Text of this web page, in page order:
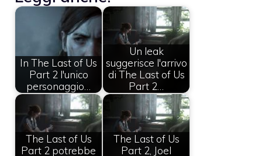
In The Last of Us
Part 2 l'unico
personaggio…
Un leak
suggerisce l'arrivo
di The Last of Us
Part 2…
The Last of Us
Part 2 potrebbe
The Last of Us
Part 2, Joel